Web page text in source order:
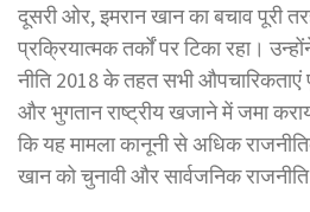
दूसरी ओर, इमरान खान का बचाव पूरी
प्रक्रियात्मक तर्कों पर टिका रहा।
नीति 2018 के तहत सभी
और भुगतान राष्ट्रीय खजाने में जमा
कि यह मामला कानूनी से अधिक
खान को चुनावी और सार्वजनिक